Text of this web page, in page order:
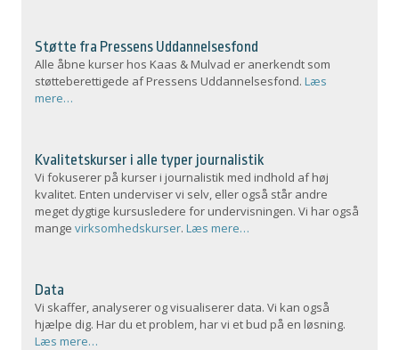
Støtte fra Pressens Uddannelsesfond
Alle åbne kurser hos Kaas & Mulvad er anerkendt som
støtteberettigede af Pressens Uddannelsesfond.Læs
mere…
Kvalitetskurser i alle typer journalistik
Vi fokuserer på kurser i journalistik med indhold af høj
kvalitet. Enten underviser vi selv, eller også står andre
meget dygtige kursusledere for undervisningen. Vi har også
mangevirksomhedskurser.Læs mere…
Data
Vi skaffer, analyserer og visualiserer data. Vi kan også
hjælpe dig. Har du et problem, har vi et bud på en løsning.
Læs mere…